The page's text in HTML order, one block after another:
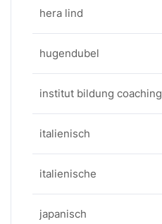
hera lind
hugendubel
institut bildung coaching
italienisch
italienische
japanisch